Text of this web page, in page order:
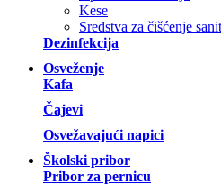
Kese
Sredstva za čišćenje
Dezinfekcija
Osveženje
Kafa
Čajevi
Osvežavajući napici
Školski pribor
Pribor za pernicu